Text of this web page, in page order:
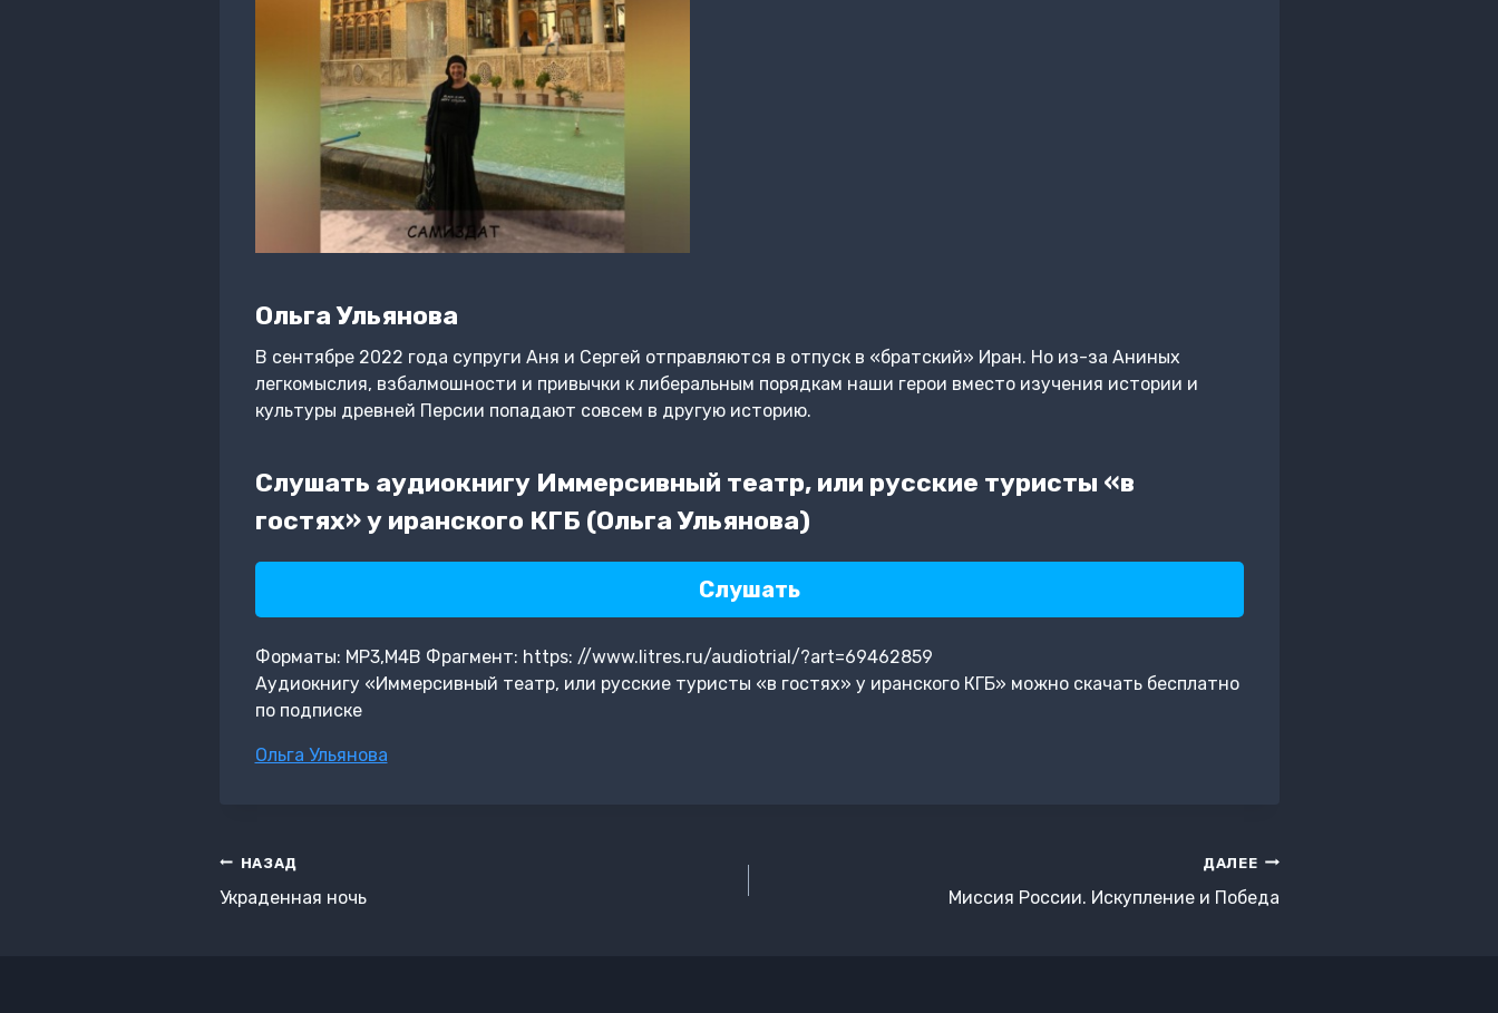
Ольга Ульянова
В сентябре 2022 года супруги Аня и Сергей отправляются в отпуск в «братский» Иран. Но из-за Аниных
легкомыслия, взбалмошности и привычки к либеральным порядкам наши герои вместо изучения истории и
культуры древней Персии попадают совсем в другую историю.
Слушать аудиокнигу Иммерсивный театр, или русские туристы «в
гостях» у иранского КГБ (Ольга Ульянова)
Слушать
Форматы: MP3,M4B Фрагмент: https: //www.litres.ru/audiotrial/?art=69462859
Аудиокнигу «Иммерсивный театр, или русские туристы «в гостях» у иранского КГБ» можно скачать бесплатно
по подписке
Метки
Ольга Ульянова
Навигация
по
НАЗАД
Украденная ночь
ДАЛЕЕ
Миссия России. Искупление и Победа